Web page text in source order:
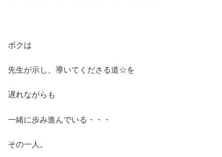
ボクは
先生が示し、導いてくださる道☆を
遅れながらも
一緒に歩み進んでいる・・・
その一人。